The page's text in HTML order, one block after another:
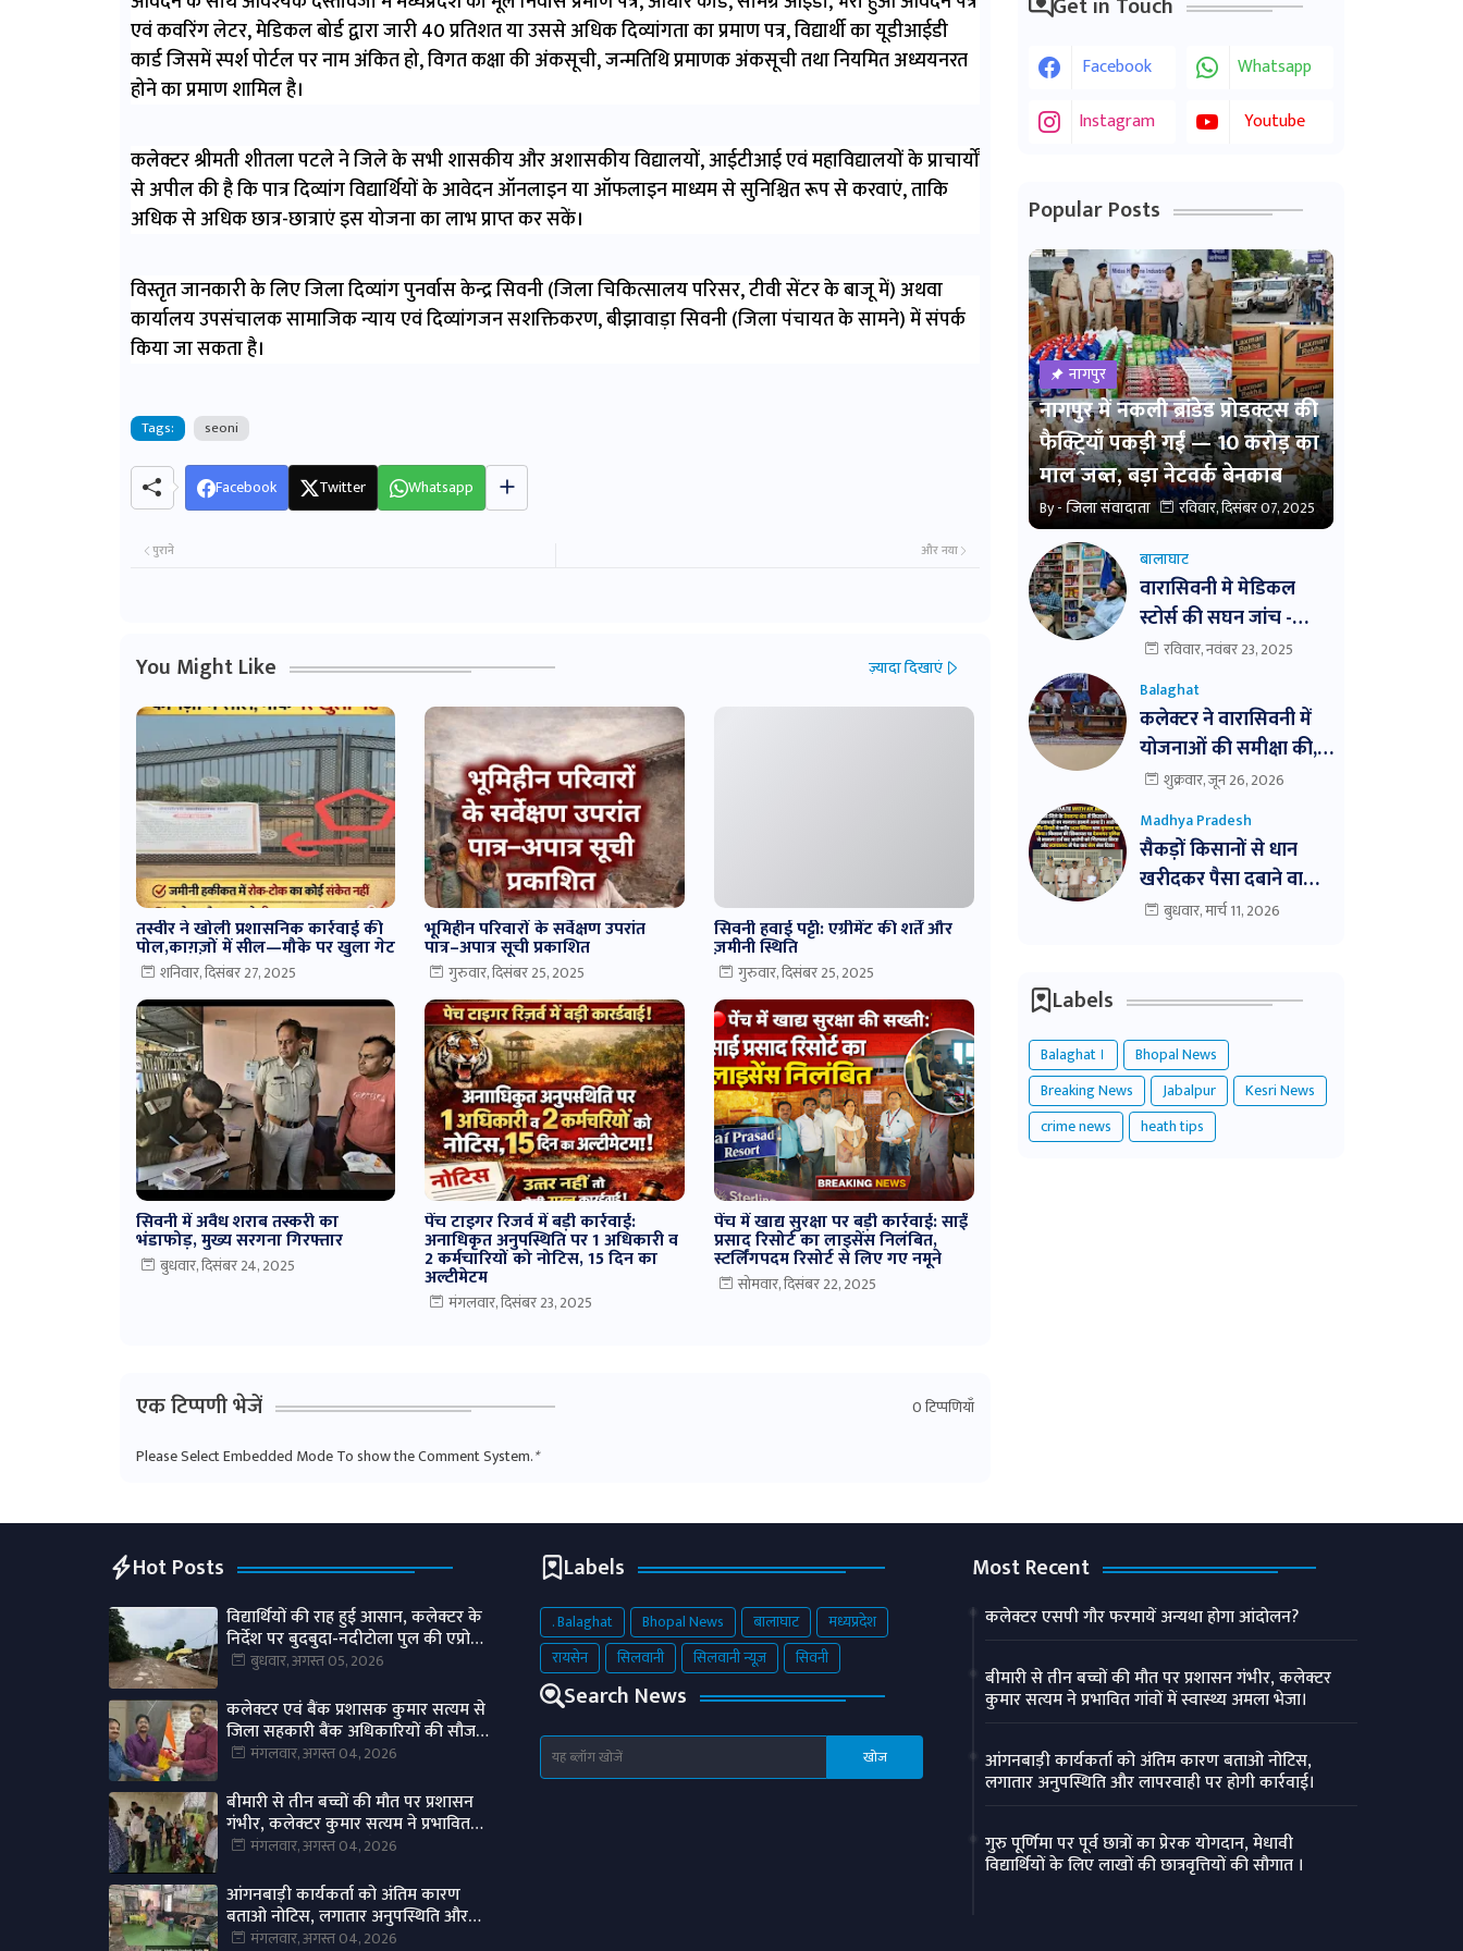
एवं कवरिंग लेटर, मेडिकल बोर्ड द्वारा जारी 40 प्रतिशत या उससे अधिक दिव्यांगता का प्रमाण पत्र, विद्यार्थी का यूडीआईडी
कार्ड जिसमें स्पर्श पोर्टल पर नाम अंकित हो, विगत कक्षा की अंकसूची, जन्मतिथि प्रमाणक अंकसूची तथा नियमित अध्ययनरत
होने का प्रमाण शामिल है।
कलेक्टर श्रीमती शीतला पटले ने जिले के सभी शासकीय और अशासकीय विद्यालयों, आईटीआई एवं महाविद्यालयों के प्राचार्यों
से अपील की है कि पात्र दिव्यांग विद्यार्थियों के आवेदन ऑनलाइन या ऑफलाइन माध्यम से सुनिश्चित रूप से करवाएं, ताकि
अधिक से अधिक छात्र-छात्राएं इस योजना का लाभ प्राप्त कर सकें।
विस्तृत जानकारी के लिए जिला दिव्यांग पुनर्वास केन्द्र सिवनी (जिला चिकित्सालय परिसर, टीवी सेंटर के बाजू में) अथवा
कार्यालय उपसंचालक सामाजिक न्याय एवं दिव्यांगजन सशक्तिकरण, बीझावाड़ा सिवनी (जिला पंचायत के सामने) में संपर्क
किया जा सकता है।
Tags: seoni
Facebook Twitter Whatsapp
और नया
पुराने
You Might Like ज़्यादा दिखाएं
तस्वीर ने खोली प्रशासनिक कार्रवाई की
पोल,काग़ज़ों में सील—मौके पर खुला गेट
शनिवार, दिसंबर 27, 2025
भूमिहीन परिवारों के सर्वेक्षण उपरांत
पात्र–अपात्र सूची प्रकाशित
गुरुवार, दिसंबर 25, 2025
सिवनी हवाई पट्टी: एग्रीमेंट की शर्तें और
ज़मीनी स्थिति
गुरुवार, दिसंबर 25, 2025
सिवनी में अवैध शराब तस्करी का
भंडाफोड़, मुख्य सरगना गिरफ्तार
बुधवार, दिसंबर 24, 2025
पेंच टाइगर रिजर्व में बड़ी कार्रवाई:
अनाधिकृत अनुपस्थिति पर 1 अधिकारी व
2 कर्मचारियों को नोटिस, 15 दिन का
अल्टीमेटम
मंगलवार, दिसंबर 23, 2025
पेंच में खाद्य सुरक्षा पर बड़ी कार्रवाई: साईं
प्रसाद रिसोर्ट का लाइसेंस निलंबित,
स्टर्लिंगपदम रिसोर्ट से लिए गए नमूने
सोमवार, दिसंबर 22, 2025
एक टिप्पणी भेजें
0 टिप्पणियाँ
Please Select Embedded Mode To show the Comment System.*
Facebook
Whatsapp
Instagram
Youtube
Popular Posts
नागपुर
नागपुर में नकली ब्रांडेड प्रोडक्ट्स की
फैक्ट्रियाँ पकड़ी गईं — 10 करोड़ का
माल जब्त, बड़ा नेटवर्क बेनकाब
By -जिला संवादाता रविवार, दिसंबर 07, 2025
बालाघाट
वारासिवनी मे मेडिकल
स्टोर्स की सघन जांच -
अमुल्य मेडिकल की बिक्री
बंद । तीन दवाईयो के नमुने
जांच हेतु भेजे ।
रविवार, नवंबर 23, 2025
Balaghat
कलेक्टर ने वारासिवनी में
योजनाओं की समीक्षा की,
लापरवाही पर सख्त कार्रवाई
के निर्देश। बैठक में
विभागवार समीक्षा,
लापरवाही पर नोटिस और
निलंबन तक की कार्रवाई के
निर्देश
शुक्रवार, जून 26, 2026
Madhya Pradesh
सैकड़ों किसानों से धान
खरीदकर पैसा दबाने वाला
व्यापारी आखिरकार पुलिस
बुधवार, मार्च 11, 2026
Labels
Balaghat ।
Bhopal News
Breaking News
Jabalpur
Kesri News
crime news
heath tips
Hot Posts
विद्यार्थियों की राह हुई आसान, कलेक्टर के
निर्देश पर बुदबुदा-नदीटोला पुल की एप्रोच
रोड तैयार।
बुधवार, अगस्त 05, 2026
कलेक्टर एवं बैंक प्रशासक कुमार सत्यम से
जिला सहकारी बैंक अधिकारियों की सौजन्य
भेंट।मंगलवार, अगस्त 04, 2026
बीमारी से तीन बच्चों की मौत पर प्रशासन
गंभीर, कलेक्टर कुमार सत्यम ने प्रभावित
गांवों में स्वास्थ्य अमला भेजा।
मंगलवार, अगस्त 04, 2026
आंगनबाड़ी कार्यकर्ता को अंतिम कारण
बताओ नोटिस, लगातार अनुपस्थिति और
लापरवाही पर होगी कार्रवाई।
मंगलवार, अगस्त 04, 2026
Labels
. Balaghat Bhopal News बालाघाट
मध्यप्रदेश
रायसेन
सिलवानी सिलवानी न्यूज़ सिवनी
Search News
Most Recent
कलेक्टर एसपी गौर फरमायें अन्यथा होगा आंदोलन?
बीमारी से तीन बच्चों की मौत पर प्रशासन गंभीर, कलेक्टर
कुमार सत्यम ने प्रभावित गांवों में स्वास्थ्य अमला भेजा।
आंगनबाड़ी कार्यकर्ता को अंतिम कारण बताओ नोटिस,
लगातार अनुपस्थिति और लापरवाही पर होगी कार्रवाई।
गुरु पूर्णिमा पर पूर्व छात्रों का प्रेरक योगदान, मेधावी
विद्यार्थियों के लिए लाखों की छात्रवृत्तियों की सौगात ।